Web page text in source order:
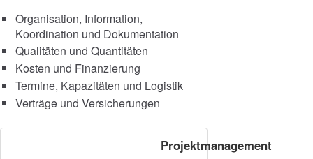
Organisation, Information,
Koordination und Dokumentation
Qualitäten und Quantitäten
Kosten und Finanzierung
Termine, Kapazitäten und Logistik
Verträge und Versicherungen
Projektmanagement